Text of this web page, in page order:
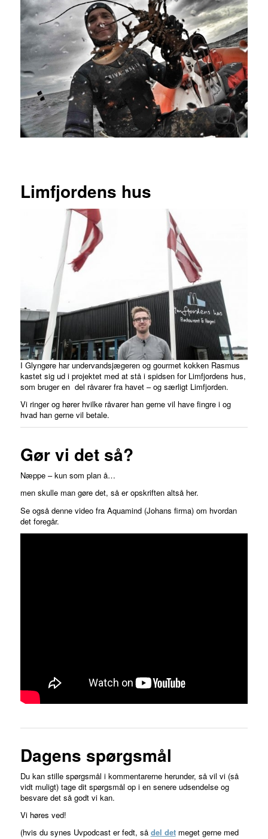
Limfjordens hus
I Glyngøre har undervandsjægeren og gourmet kokken Rasmus
kastet sig ud i projektet med at stå i spidsen for Limfjordens hus,
som bruger en del råvarer fra havet – og særligt Limfjorden.
Vi ringer og hører hvilke råvarer han gerne vil have fingre i og
hvad han gerne vil betale.
Gør vi det så?
Næppe – kun som plan å…
men skulle man gøre det, så er opskriften altså her.
Se også denne video fra Aquamind (Johans firma) om hvordan
det foregår.
Dagens spørgsmål
Du kan stille spørgsmål i kommentarerne herunder, så vil vi (så
vidt muligt) tage dit spørgsmål op i en senere udsendelse og
besvare det så godt vi kan.
Vi høres ved!
(hvis du synes Uvpodcast er fedt, så del detmeget gerne med